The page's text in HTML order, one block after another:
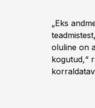
„Eks
oluline on
kogutud,“